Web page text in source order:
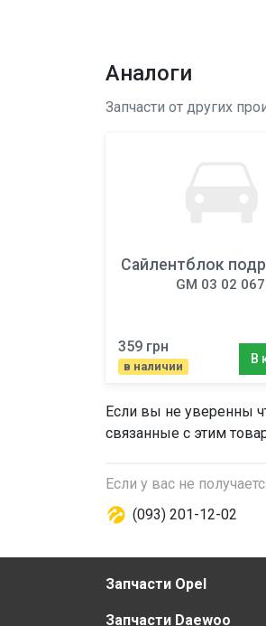
Аналоги
Запчасти от других
Сайлентблок
GM 03 02 067
359 грн
в наличии
В
Если вы не уверенны
связанные с этим
Если у вас не
(093) 201-12-02
Запчасти Opel
Запчасти Daewoo